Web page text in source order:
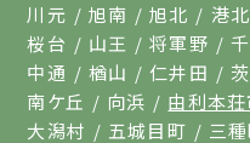
川元
旭南 旭北 港北
桜台
山王 将軍野
中通
楢山 仁井田
南ケ丘
向浜 由利本
大潟村
五城目町 三